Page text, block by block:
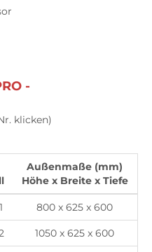
-
klicken)
Außenmaße (mm)
Höhe x Breite x Tiefe
800 x 625 x 600
1050 x 625 x 600